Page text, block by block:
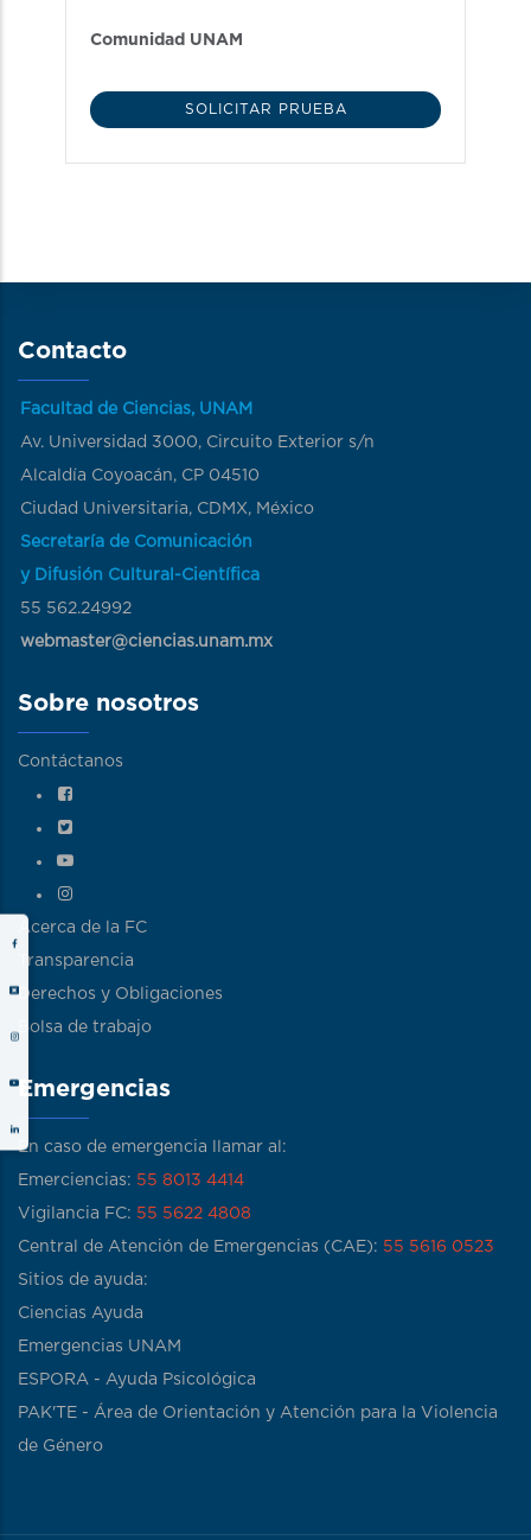
Comunidad UNAM
SOLICITAR PRUEBA
Contacto
Facultad de Ciencias, UNAM
Av. Universidad 3000, Circuito Exterior s/n
Alcaldía Coyoacán, CP 04510
Ciudad Universitaria, CDMX, México
Secretaría de Comunicación
y Difusión Cultural-Científica
55 562.24992
webmaster@ciencias.unam.mx
Sobre nosotros
Contáctanos
Acerca de la FC
Transparencia
Derechos y Obligaciones
Bolsa de trabajo
Emergencias
En caso de emergencia llamar al:
Emerciencias: 55 8013 4414
Vigilancia FC: 55 5622 4808
Central de Atención de Emergencias (CAE): 55 5616 0523
Sitios de ayuda:
Ciencias Ayuda
Emergencias UNAM
ESPORA - Ayuda Psicológica
PAK'TE - Área de Orientación y Atención para la Violencia
de Género